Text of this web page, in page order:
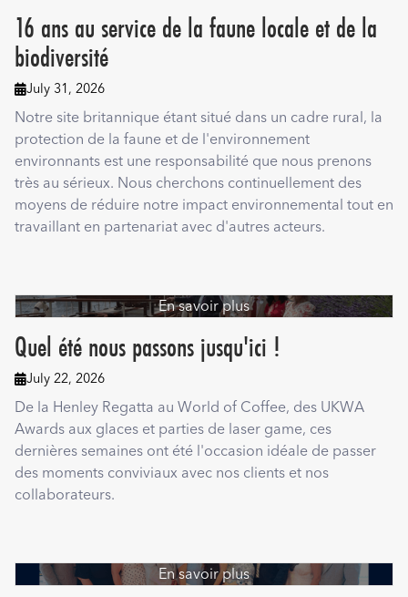
16 ans au service de la faune locale et de la
biodiversité
July 31, 2026
Notre site britannique étant situé dans un cadre rural, la
protection de la faune et de l'environnement
environnants est une responsabilité que nous prenons
très au sérieux. Nous cherchons continuellement des
moyens de réduire notre impact environnemental tout en
travaillant en partenariat avec d'autres acteurs.
En savoir plus
Quel été nous passons jusqu'ici !
July 22, 2026
De la Henley Regatta au World of Coffee, des UKWA
Awards aux glaces et parties de laser game, ces
dernières semaines ont été l'occasion idéale de passer
des moments conviviaux avec nos clients et nos
collaborateurs.
En savoir plus